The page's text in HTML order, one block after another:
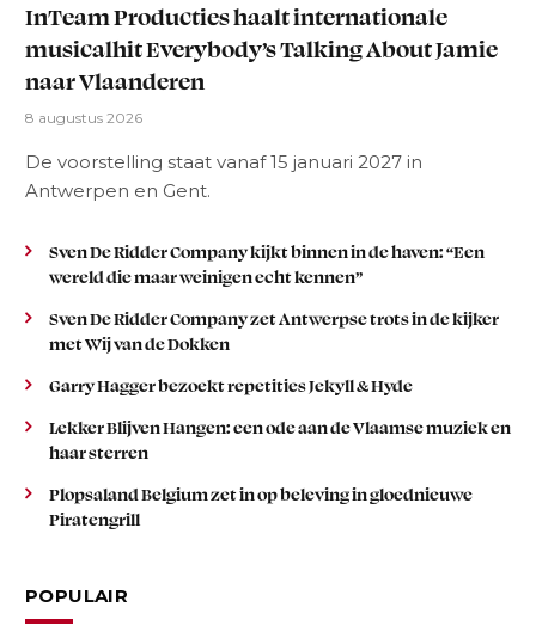
InTeam Producties haalt internationale
musicalhit Everybody’s Talking About Jamie
naar Vlaanderen
8 augustus 2026
De voorstelling staat vanaf 15 januari 2027 in
Antwerpen en Gent.
Sven De Ridder Company kijkt binnen in de haven: “Een
wereld die maar weinigen echt kennen”
Sven De Ridder Company zet Antwerpse trots in de kijker
met Wij van de Dokken
Garry Hagger bezoekt repetities Jekyll & Hyde
Lekker Blijven Hangen: een ode aan de Vlaamse muziek en
haar sterren
Plopsaland Belgium zet in op beleving in gloednieuwe
Piratengrill
POPULAIR